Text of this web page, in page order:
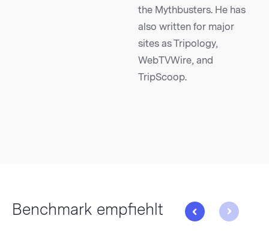
the Mythbusters. He has
also written for major
sites as Tripology,
WebTVWire, and
TripScoop.
Benchmark empfiehlt